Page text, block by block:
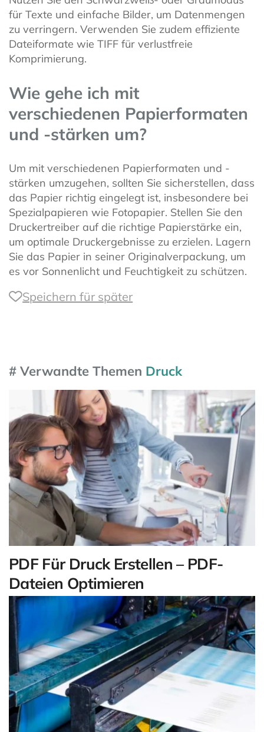
für Texte und einfache Bilder, um Datenmengen
zu verringern. Verwenden Sie zudem effiziente
Dateiformate wie TIFF für verlustfreie
Komprimierung.
Wie gehe ich mit
verschiedenen Papierformaten
und -stärken um?
Um mit verschiedenen Papierformaten und -
stärken umzugehen, sollten Sie sicherstellen, dass
das Papier richtig eingelegt ist, insbesondere bei
Spezialpapieren wie Fotopapier. Stellen Sie den
Druckertreiber auf die richtige Papierstärke ein,
um optimale Druckergebnisse zu erzielen. Lagern
Sie das Papier in seiner Originalverpackung, um
es vor Sonnenlicht und Feuchtigkeit zu schützen.
Speichern für später
# Verwandte Themen Druck
PDF Für Druck Erstellen – PDF-
Dateien Optimieren